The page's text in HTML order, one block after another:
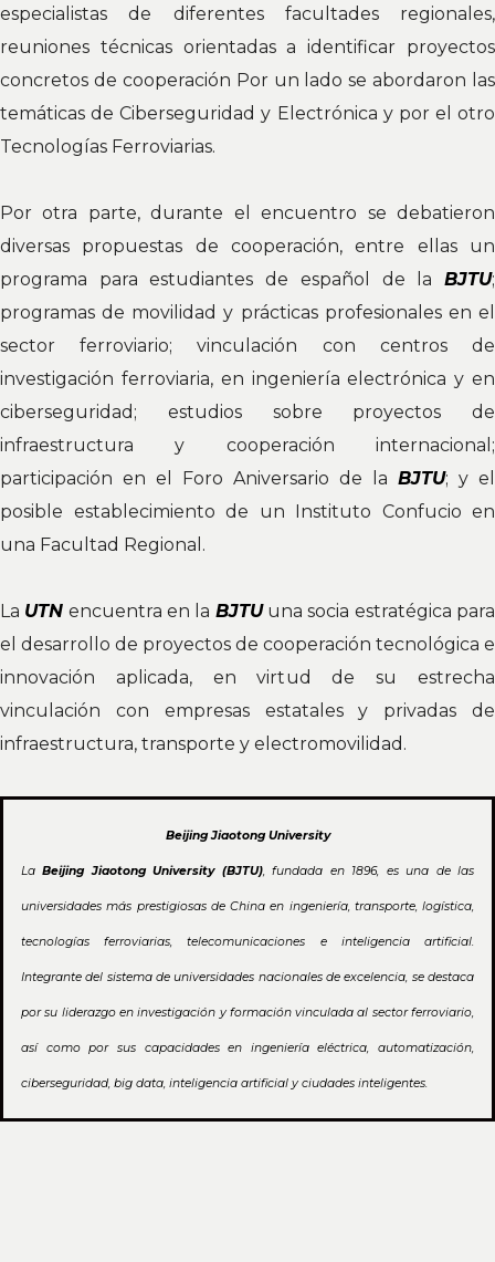
especialistas de diferentes facultades regionales,
reuniones técnicas orientadas a identificar proyectos
concretos de cooperación Por un lado se abordaron las
temáticas de Ciberseguridad y Electrónica y por el otro
Tecnologías Ferroviarias.
Por otra parte, durante el encuentro se debatieron
diversas propuestas de cooperación, entre ellas un
programa para estudiantes de español de la BJTU;
programas de movilidad y prácticas profesionales en el
sector ferroviario; vinculación con centros de
investigación ferroviaria, en ingeniería electrónica y en
ciberseguridad; estudios sobre proyectos de
infraestructura y cooperación internacional;
participación en el Foro Aniversario de la BJTU; y el
posible establecimiento de un Instituto Confucio en
una Facultad Regional.
La UTN encuentra en la BJTUuna socia estratégica para
el desarrollo de proyectos de cooperación tecnológica e
innovación aplicada, en virtud de su estrecha
vinculación con empresas estatales y privadas de
infraestructura, transporte y electromovilidad.
Beijing Jiaotong University
LaBeijing Jiaotong University (BJTU), fundada en 1896, es una de las
universidades más prestigiosas de China en ingeniería, transporte, logística,
tecnologías ferroviarias, telecomunicaciones e inteligencia artificial.
Integrante del sistema de universidades nacionales de excelencia, se destaca
por su liderazgo en investigación y formación vinculada al sector ferroviario,
así como por sus capacidades en ingeniería eléctrica, automatización,
ciberseguridad, big data, inteligencia artificial y ciudades inteligentes.